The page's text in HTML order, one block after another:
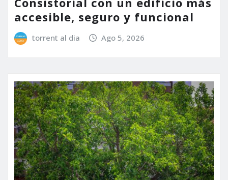
accesible, seguro y funcional
torrent al dia Ago 5, 2026